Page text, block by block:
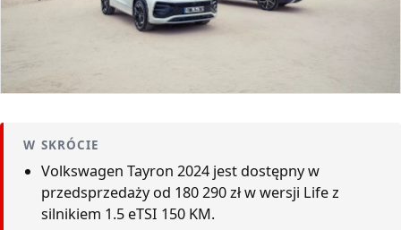
W SKRÓCIE
Volkswagen Tayron 2024 jest dostępny w
przedsprzedaży od 180 290 zł w wersji Life z
silnikiem 1.5 eTSI 150 KM.